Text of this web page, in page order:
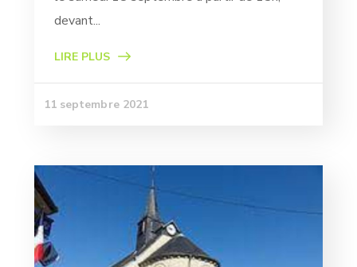
devant...
LIRE PLUS
11 septembre 2021